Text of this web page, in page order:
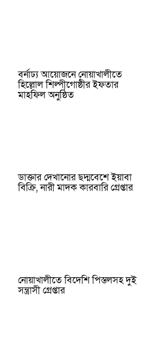
বর্নাঢ্য আয়োজনে নোয়াখালীতে
হিল্লোল শিল্পীগোষ্ঠীর ইফতার
মাহফিল অনুষ্ঠিত
ডাক্তার দেখানোর ছদ্মবেশে ইয়াবা
বিক্রি, নারী মাদক কারবারি গ্রেপ্তার
নোয়াখালীতে বিদেশি পিস্তলসহ দুই
সন্ত্রাসী গ্রেপ্তার